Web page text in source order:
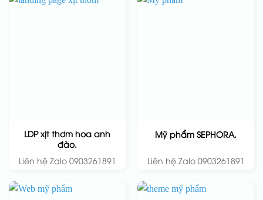
LDP xịt thơm hoa anh
đào.
Liên hệ Zalo 0903261891
Mỹ phẩm SEPHORA.
Liên hệ Zalo 0903261891